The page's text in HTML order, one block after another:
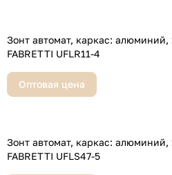
Зонт автомат, каркас: алюминий, 102см,
FABRETTI UFLR11-4
Оптовая цена
Зонт автомат, каркас: алюминий, 102см,
FABRETTI UFLS47-5